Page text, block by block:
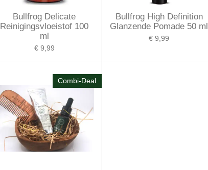
Bullfrog Delicate
Reinigingsvloeistof 100
ml
€ 9,99
Bullfrog High Definition
Glanzende Pomade 50 ml
€ 9,99
Combi-Deal